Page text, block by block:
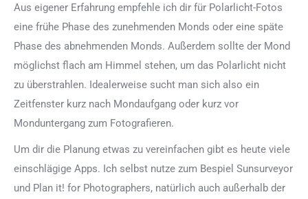
Aus eigener Erfahrung empfehle ich dir für Polarlicht-Fotos
eine frühe Phase des zunehmenden Monds oder eine späte
Phase des abnehmenden Monds. Außerdem sollte der Mond
möglichst flach am Himmel stehen, um das Polarlicht nicht
zu überstrahlen. Idealerweise sucht man sich also ein
Zeitfenster kurz nach Mondaufgang oder kurz vor
Monduntergang zum Fotografieren.
Um dir die Planung etwas zu vereinfachen gibt es heute viele
einschlägige Apps. Ich selbst nutze zum Bespiel Sunsurveyor
und Plan it! for Photographers, natürlich auch außerhalb der